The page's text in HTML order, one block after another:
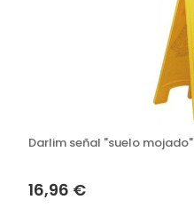
Darlim señal "suelo mojado"
16,96 €